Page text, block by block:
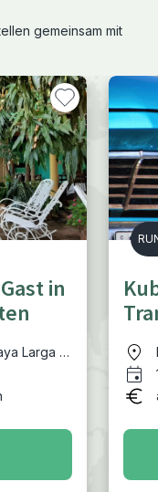
gemeinsam mit
in
Larga -